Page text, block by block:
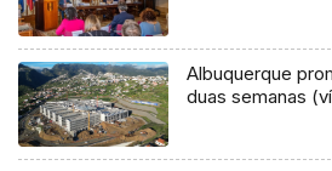
Albuquerque
duas semanas